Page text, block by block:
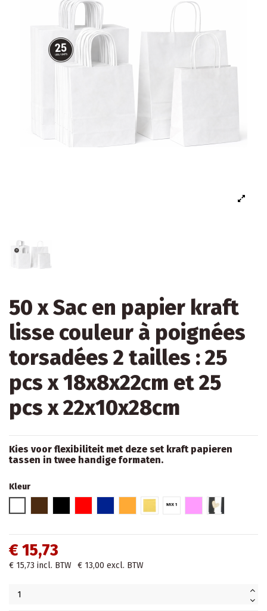
50 x Sac en papier kraft
lisse couleur à poignées
torsadées 2 tailles : 25
pcs x 18x8x22cm et 25
pcs x 22x10x28cm
Kies voor flexibiliteit met deze set kraft papieren
tassen in twee handige formaten.
Kleur
Geel Mix 1 Roos Hartjes
€ 15,73
€ 15,73 incl. BTW € 13,00 excl. BTW